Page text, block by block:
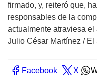
firmado, y, reiteró que,
responsables de la
actualmente atraviesa
Julio César Martínez / El
Facebook X